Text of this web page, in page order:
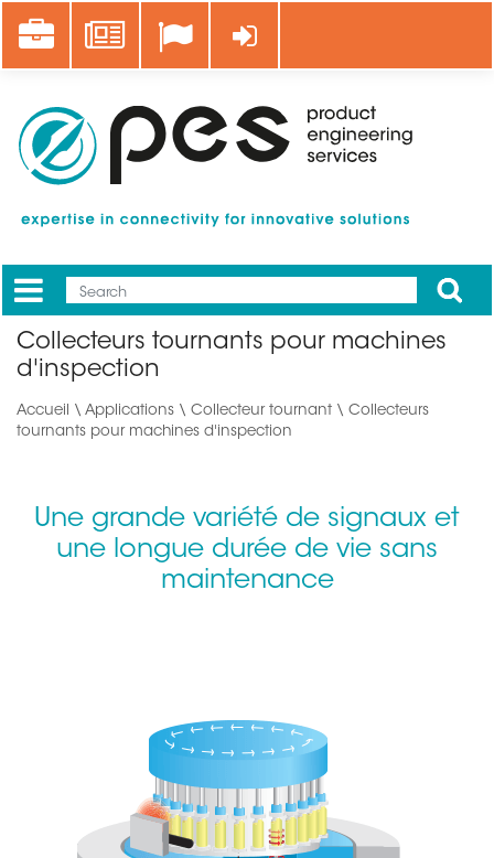
au
contenu
Career News Se connecter
Mobile
Main
menu
Apply
Collecteurs tournants pour machines
d'inspection
Accueil \ Applications \ Collecteur tournant \ Collecteurs
tournants pour machines d'inspection
Une grande variété de signaux et
une longue durée de vie sans
maintenance